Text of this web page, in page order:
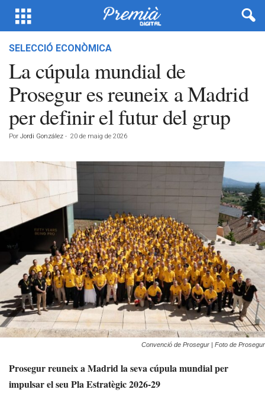
SELECCIÓ ECONÒMICA
La cúpula mundial de
Prosegur es reuneix a Madrid
per definir el futur del grup
Por Jordi González - 20 de maig de 2026
Convenció de Prosegur | Foto de Prosegur
Prosegur reuneix a Madrid la seva cúpula mundial per
impulsar el seu Pla Estratègic 2026-29